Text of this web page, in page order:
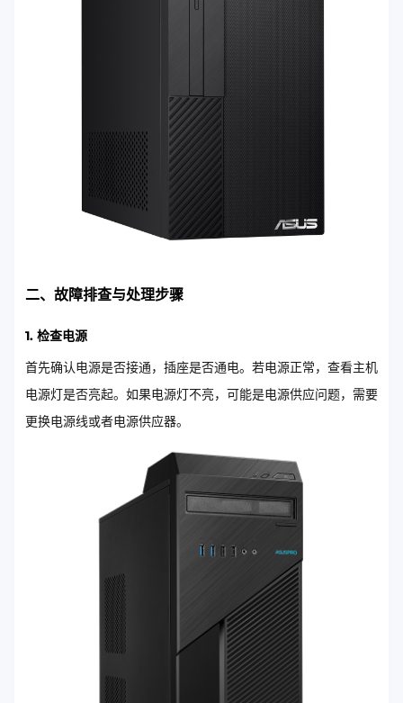
二、故障排查与处理步骤
1. 检查电源
首先确认电源是否接通，插座是否通电。若电源正常，查看主机
电源灯是否亮起。如果电源灯不亮，可能是电源供应问题，需要
更换电源线或者电源供应器。